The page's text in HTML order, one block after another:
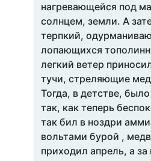
нагревающейся под
солнцем, земли. А
терпкий,
лопающихся
легкий ветер
тучи, стреляющие
Тогда, в детстве,
так, как теперь
так бил в ноздри
вольтами бурой ,
приходил апрель, а